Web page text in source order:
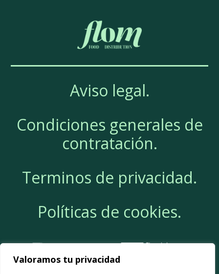
Valoramos tu privacidad
Aviso legal.
Condiciones generales de
contratación.
Terminos de privacidad.
Políticas de cookies.